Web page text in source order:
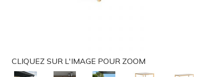
CLIQUEZ SUR L'IMAGE POUR ZOOM